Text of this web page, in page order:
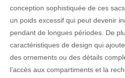
conception sophistiquée de ces
un poids excessif qui peut devenir
pendant de longues périodes. De
caractéristiques de design qui
des ornements ou des détails
l’accès aux compartiments et la